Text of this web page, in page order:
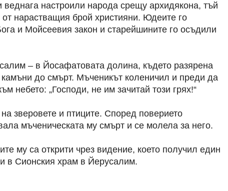
настроили народа срещу архидякона, тъй
от нарастващия брой християни. Юдеите го
и Мойсеевия закон и старейшините го осъдили
– в Йосафатовата долина, където разярена
до смърт. Мъченикът коленичил и преди да
небето: „Господи, не им зачитай този грях!“
зверовете и птиците. Според поверието
мъченическата му смърт и се молела за него.
му са открити чрез видение, което получил един
в Сионския храм в Йерусалим.